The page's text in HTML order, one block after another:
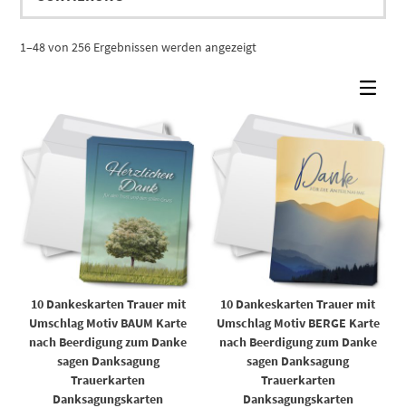
1–48 von 256 Ergebnissen werden angezeigt
10 Dankeskarten Trauer mit
Umschlag Motiv BAUM Karte
nach Beerdigung zum Danke
sagen Danksagung
Trauerkarten
Danksagungskarten
10 Dankeskarten Trauer mit
Umschlag Motiv BERGE Karte
nach Beerdigung zum Danke
sagen Danksagung
Trauerkarten
Danksagungskarten